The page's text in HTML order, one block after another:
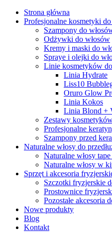
Strona główna
Profesjonalne kosmetyki
Szampony do
Odżywki do włosów
Kremy i maski do
Spraye i olejki do
Linie kosmetyków
Linia Hydrate
Liss10
Oruro Glow
Linia Kokos
Linia Blond +
Zestawy
Profesjonalne
Szampony przed
Naturalne włosy do
Naturalne włosy tape
Naturalne włosy w
Sprzęt i akcesoria
Szczotki fryzjerskie
Prostownice
Pozostałe akcesoria
Nowe produkty
Blog
Kontakt